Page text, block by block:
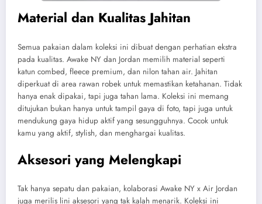
Material dan Kualitas Jahitan
Semua pakaian dalam koleksi ini dibuat dengan perhatian ekstra
pada kualitas. Awake NY dan Jordan memilih material seperti
katun combed, fleece premium, dan nilon tahan air. Jahitan
diperkuat di area rawan robek untuk memastikan ketahanan. Tidak
hanya enak dipakai, tapi juga tahan lama. Koleksi ini memang
ditujukan bukan hanya untuk tampil gaya di foto, tapi juga untuk
mendukung gaya hidup aktif yang sesungguhnya. Cocok untuk
kamu yang aktif, stylish, dan menghargai kualitas.
Aksesori yang Melengkapi
Tak hanya sepatu dan pakaian, kolaborasi Awake NY x Air Jordan
juga merilis lini aksesori yang tak kalah menarik. Koleksi ini